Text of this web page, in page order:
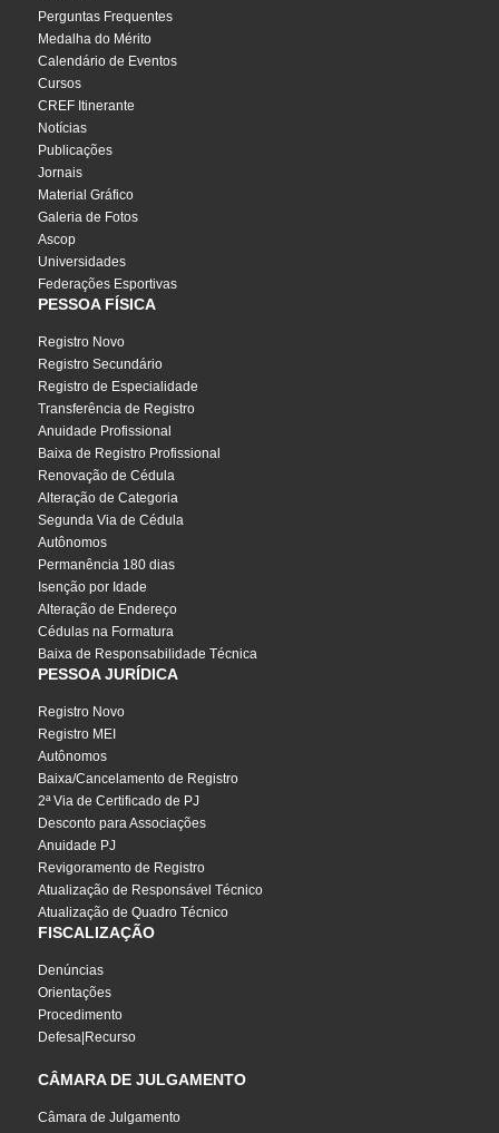
Perguntas Frequentes
Medalha do Mérito
Calendário de Eventos
Cursos
CREF Itinerante
Notícias
Publicações
Jornais
Material Gráfico
Galeria de Fotos
Ascop
Universidades
Federações Esportivas
PESSOA FÍSICA
Registro Novo
Registro Secundário
Registro de Especialidade
Transferência de Registro
Anuidade Profissional
Baixa de Registro Profissional
Renovação de Cédula
Alteração de Categoria
Segunda Via de Cédula
Autônomos
Permanência 180 dias
Isenção por Idade
Alteração de Endereço
Cédulas na Formatura
Baixa de Responsabilidade Técnica
PESSOA JURÍDICA
Registro Novo
Registro MEI
Autônomos
Baixa/Cancelamento de Registro
2ª Via de Certificado de PJ
Desconto para Associações
Anuidade PJ
Revigoramento de Registro
Atualização de Responsável Técnico
Atualização de Quadro Técnico
FISCALIZAÇÃO
Denúncias
Orientações
Procedimento
Defesa|Recurso
CÂMARA DE JULGAMENTO
Câmara de Julgamento